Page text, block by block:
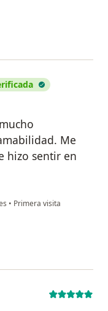
Me
hizo sentir en
• Primera visita